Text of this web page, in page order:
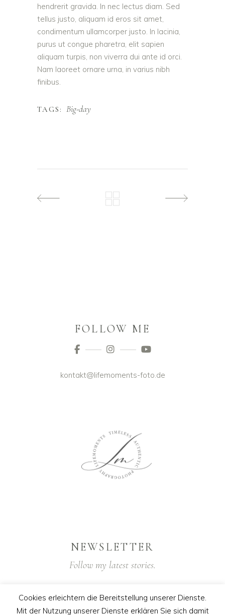
hendrerit gravida. In nec lectus diam. Sed
tellus justo, aliquam id eros sit amet,
condimentum ullamcorper justo. In lacinia,
purus ut congue pharetra, elit sapien
aliquam turpis, non viverra dui ante id orci.
Nam laoreet ornare urna, in varius nibh
finibus.
TAGS: Big-day
FOLLOW ME
kontakt@lifemoments-foto.de
NEWSLETTER
Follow my latest stories.
Cookies erleichtern die Bereitstellung unserer Dienste.
Mit der Nutzung unserer Dienste erklären Sie sich damit